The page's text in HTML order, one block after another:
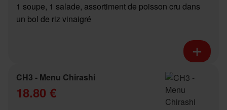
1 soupe, 1 salade, assortiment de poisson cru dans
un bol de riz vinaigré
CH3 - Menu Chirashi
18.80 €